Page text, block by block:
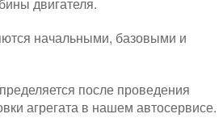
двигателя.
начальными, базовыми и
после проведения
агрегата в нашем автосервисе.